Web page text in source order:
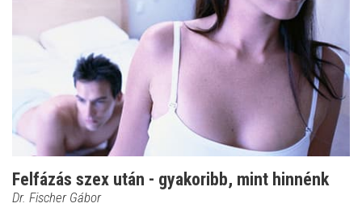
Felfázás szex után - gyakoribb, mint hinnénk
Dr. Fischer Gábor